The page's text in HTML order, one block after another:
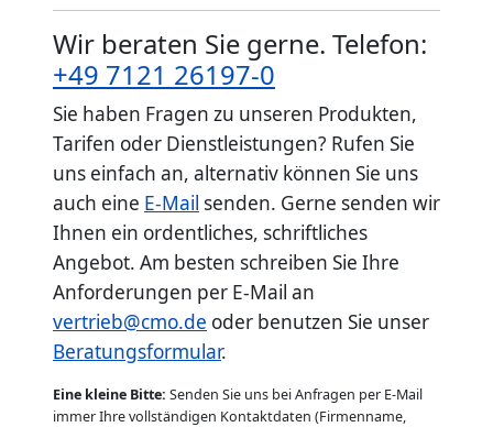
Wir beraten Sie gerne. Telefon:
+49 7121 26197-0
Sie haben Fragen zu unseren Produkten,
Tarifen oder Dienstleistungen? Rufen Sie
uns einfach an, alternativ können Sie uns
auch eine E-Mail senden. Gerne senden wir
Ihnen ein ordentliches, schriftliches
Angebot. Am besten schreiben Sie Ihre
Anforderungen per E-Mail an
vertrieb@cmo.de oder benutzen Sie unser
Beratungsformular.
Eine kleine Bitte: Senden Sie uns bei Anfragen per E-Mail
immer Ihre vollständigen Kontaktdaten (Firmenname,